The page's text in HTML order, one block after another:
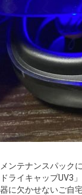
ンテナンスパック
ライキャップUV3
に欠かせないご自